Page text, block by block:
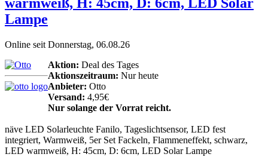
warmweiß, H: 45cm, D: 6cm, LED Solar
Lampe
Online seit Donnerstag, 06.08.26
Aktion: Deal des Tages
Aktionszeitraum: Nur heute
Anbieter: Otto
Versand: 4,95€
Nur solange der Vorrat reicht.
näve LED Solarleuchte Fanilo, Tageslichtsensor, LED fest
integriert, Warmweiß, 5er Set Fackeln, Flammeneffekt, schwarz,
LED warmweiß, H: 45cm, D: 6cm, LED Solar Lampe